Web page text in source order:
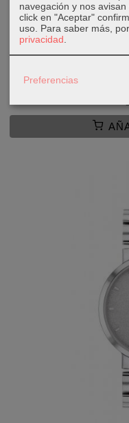
Reloj CK
navegación y nos
click en "Aceptar"
uso. Para saber más,
privacidad
Preferencias